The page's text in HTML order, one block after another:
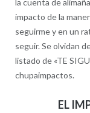
impacto de la
seguirme y en un
seguir. Se olvidan
listado de «TE
chupaimpactos.
EL